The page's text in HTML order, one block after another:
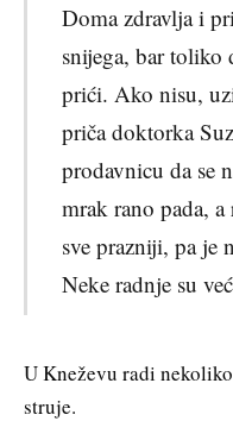
Doma zdravlja i
snijega, bar
prići. Ako nisu,
priča doktorka
prodavnicu da se
mrak rano pada,
sve prazniji, pa je
Neke radnje su
U Kneževu radi
struje.